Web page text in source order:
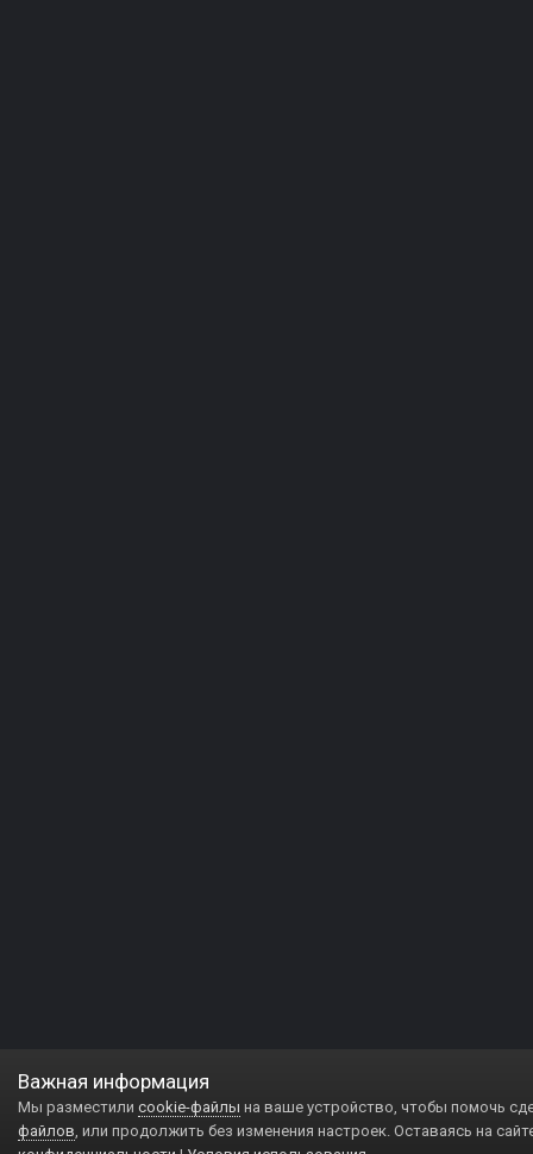
Важная информация
Мы разместили cookie-файлы на ваше устройство, чтобы помочь
файлов, или продолжить без изменения настроек. Оставаясь на